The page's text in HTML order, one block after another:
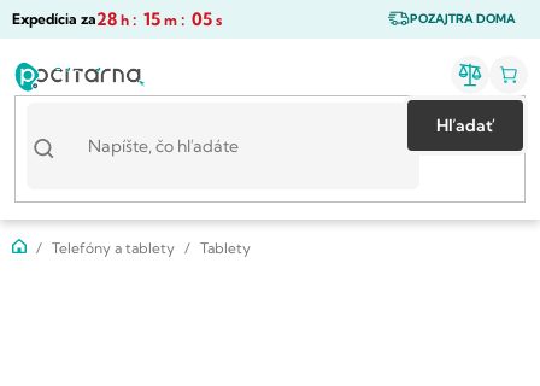
Prejsť
POZAJTRA DOMA
Expedícia za28 h : 15 m : 04 s
Hľadať
DomovTelefóny a tablety Tablety